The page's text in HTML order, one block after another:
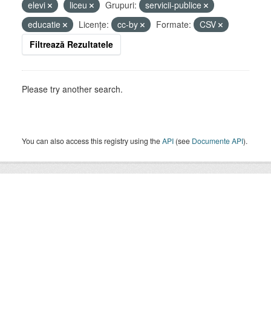
elevi
liceu Grupuri:
servicii-publice
educatie
Licenţe: cc-by Formate:
CSV
Filtrează Rezultatele
Please try another search.
You can also access this registry using theAPI (see Documente API).